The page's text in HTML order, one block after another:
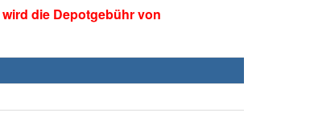
die Depotgebühr von